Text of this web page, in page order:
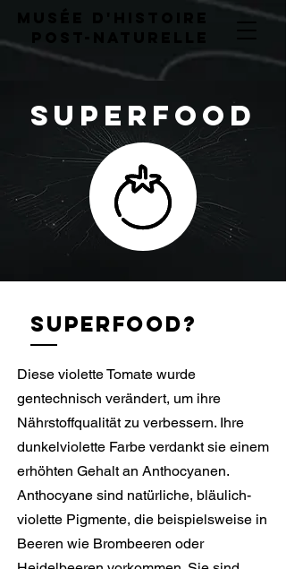
superfood
SUPERFOOD?
Diese violette Tomate wurde
gentechnisch verändert, um ihre
Nährstoffqualität zu verbessern. Ihre
dunkelviolette Farbe verdankt sie einem
erhöhten Gehalt an Anthocyanen.
Anthocyane sind natürliche, bläulich-
violette Pigmente, die beispielsweise in
Beeren wie Brombeeren oder